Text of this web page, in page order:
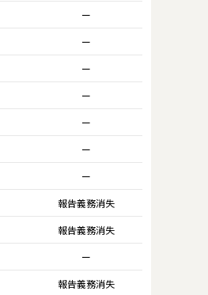
ー
ー
ー
ー
ー
ー
ー
報告義務消失
報告義務消失
ー
報告義務消失